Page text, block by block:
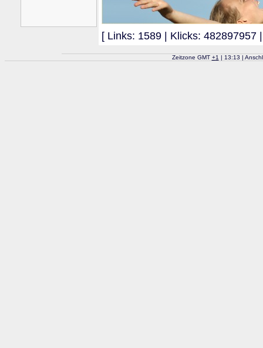
[ Links: 1589 | Klicks: 482897957
Zeitzone GMT +1 | 13:13 |